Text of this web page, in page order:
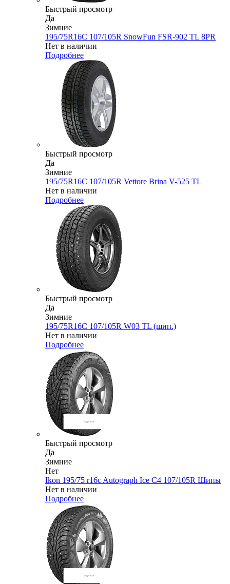
Быстрый просмотр
Да
Зимние
195/75R16C 107/105R SnowFun FSR-902 TL 8PR
Нет в наличии
Подробнее
Быстрый просмотр
Да
Зимние
195/75R16C 107/105R Vettore Brina V-525 TL
Нет в наличии
Подробнее
Быстрый просмотр
Да
Зимние
195/75R16C 107/105R W03 TL (шип.)
Нет в наличии
Подробнее
Быстрый просмотр
Да
Зимние
Нет
Ikon 195/75 r16c Autograph Ice C4 107/105R Шипы
Нет в наличии
Подробнее